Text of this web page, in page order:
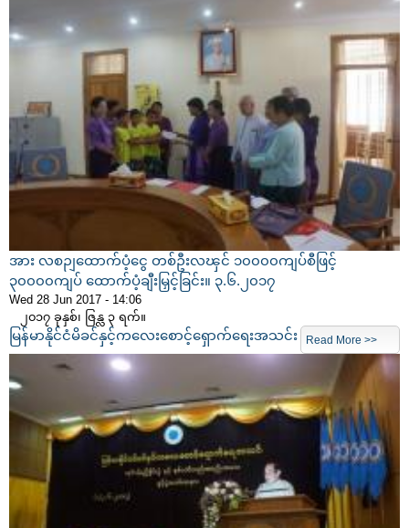
အား လစဉျထောက်ပံ့ငွေ တစ်ဦးလၽှင် ၁၀၀၀၀ကျပ်စီဖြင့်
၃၀၀၀၀ကျပ် ထောက်ပံ့ချီးမြှင့်ခြင်း။ ၃.၆.၂၀၁၇
Wed 28 Jun 2017 - 14:06
၂၀၁၇ ခုနှစ်၊ ဇြန္လ ၃ ရက်။
Read More >>
မြန်မာနိုင်ငံမိခင်နှင့်ကလေးစောင့်ရှောက်ရေးအသင်း